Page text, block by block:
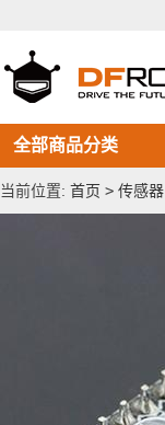
传
感
器
(Arduino
兼
容)
全部商品分类
当前位置: 首页 > 传感器